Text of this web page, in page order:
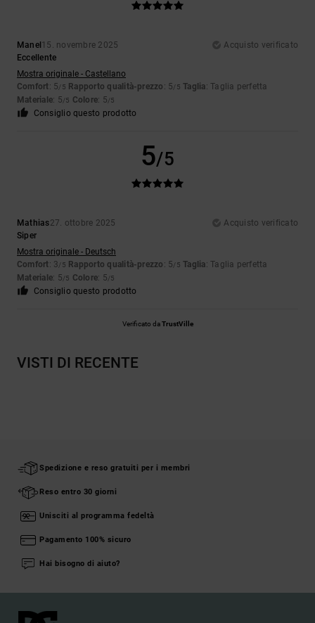
Manel 15. novembre 2025
Acquisto verificato
Eccellente
Mostra originale - Castellano
Comfort: 5/5 Rapporto qualità-prezzo : 5/5 Taglia: Taglia perfetta
Materiale: 5/5 Colore: 5/5
Consiglio questo prodotto
5/5
Mathias27. ottobre 2025
Acquisto verificato
Siper
Mostra originale - Deutsch
Comfort: 3/5 Rapporto qualità-prezzo : 5/5 Taglia: Taglia perfetta
Materiale: 5/5 Colore: 5/5
Consiglio questo prodotto
Verificato daTrustVille
VISTI DI RECENTE
Spedizione e reso gratuiti per i membri
Reso entro 30 giorni
Unisciti al programma fedeltà
Pagamento 100% sicuro
Hai bisogno di aiuto?